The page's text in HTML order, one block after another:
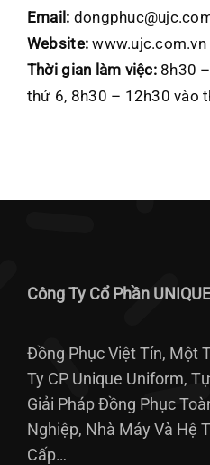
Email:
Website: www.ujc.com.vn
Thời gian làm việc:8h30
thứ 6, 8h30 – 12h30 vào
Công Ty Cổ Phần
Đồng Phục Việt Tín, Một
Ty CP Unique Uniform,
Giải Pháp Đồng Phục
Nghiệp, Nhà Máy Và Hệ
Cấp…